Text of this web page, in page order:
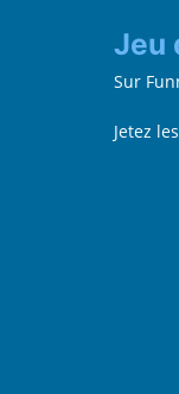
Sur
Jetez